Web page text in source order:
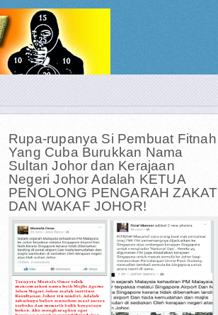
Rupa-rupanya Si Pembuat Fitnah
Yang Cuba Burukkan Nama
Sultan Johor dan Kerajaan
Negeri Johor Adalah KETUA
PENOLONG PENGARAH ZAKAT
DAN WAKAF JOHOR!